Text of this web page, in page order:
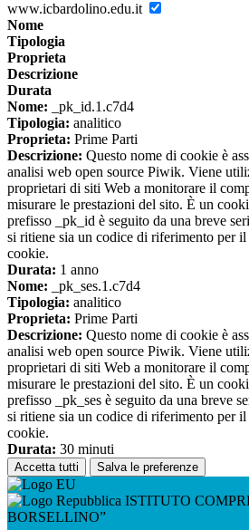
www.icbardolino.edu.it
Nome
Tipologia
Proprieta
Descrizione
Durata
Nome: _pk_id.1.c7d4
Tipologia: analitico
Proprieta: Prime Parti
Descrizione: Questo nome di cookie è
analisi web open source Piwik. Viene
proprietari di siti Web a monitorare il
misurare le prestazioni del sito. È un
prefisso _pk_id è seguito da una breve
si ritiene sia un codice di riferimento per
cookie.
Durata: 1 anno
Nome: _pk_ses.1.c7d4
Tipologia: analitico
Proprieta: Prime Parti
Descrizione: Questo nome di cookie è
analisi web open source Piwik. Viene
proprietari di siti Web a monitorare il
misurare le prestazioni del sito. È un
prefisso _pk_ses è seguito da una breve
si ritiene sia un codice di riferimento per
cookie.
Durata: 30 minuti
Accetta tutti Salva le preferenze
ISTITUTO
BORSELLINO”